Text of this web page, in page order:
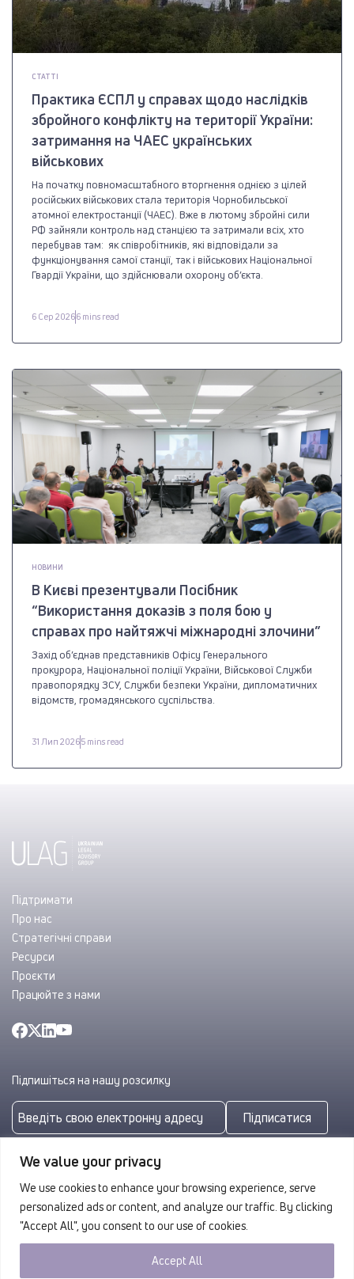
We value your privacy
We use cookies to enhance your browsing experience, serve
personalized ads or content, and analyze our traffic. By clicking
"Accept All", you consent to our use of cookies.
Accept All
СТАТТІ
Практика ЄСПЛ у справах щодо наслідків
збройного конфлікту на території України:
затримання на ЧАЕС українських
військових
На початку повномасштабного вторгнення однією з цілей
російських військових стала територія Чорнобильської
атомної електростанції (ЧАЕС). Вже в лютому збройні сили
РФ зайняли контроль над станцією та затримали всіх, хто
перебував там: як співробітників, які відповідали за
функціонування самої станції, так і військових Національної
Гвардії України, що здійснювали охорону об’єкта.
6 Сер 20266 mins read
НОВИНИ
В Києві презентували Посібник
“Використання доказів з поля бою у
справах про найтяжчі міжнародні злочини”
Захід об’єднав представників Офісу Генерального
прокурора, Національної поліції України, Військової Служби
правопорядку ЗСУ, Служби безпеки України, дипломатичних
відомств, громадянського суспільства.
31 Лип 20265 mins read
Підтримати
Про нас
Стратегічні справи
Ресурси
Проєкти
Працюйте з нами
Підпишіться на нашу розсилку
Підписатися
Підписуючись, ви погоджуєтеся з нашою
конфіденційності